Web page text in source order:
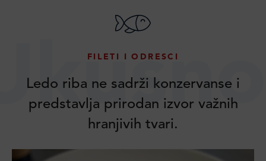
FILETI I ODRESCI
Ledo riba ne sadrži konzervanse i
predstavlja prirodan izvor važnih
hranjivih tvari.